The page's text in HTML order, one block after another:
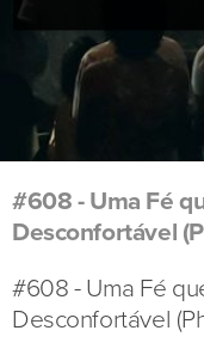
#608 - Uma Fé
Desconfortável
#608 - Uma Fé
Desconfortável